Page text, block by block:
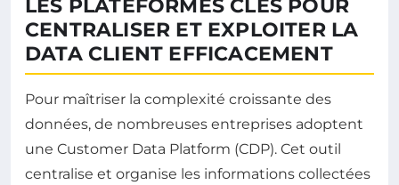
LES PLATEFORMES CLÉS POUR
CENTRALISER ET EXPLOITER LA
DATA CLIENT EFFICACEMENT
Pour maîtriser la complexité croissante des
données, de nombreuses entreprises adoptent
une Customer Data Platform (CDP). Cet outil
centralise et organise les informations collectées